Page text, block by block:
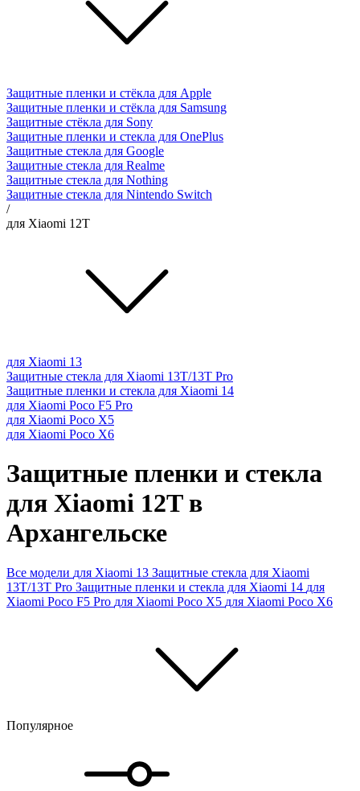
Защитные пленки и стёкла для Apple
Защитные пленки и стёкла для Samsung
Защитные стёкла для Sony
Защитные пленки и стекла для OnePlus
Защитные стекла для Google
Защитные стекла для Realme
Защитные стекла для Nothing
Защитные стекла для Nintendo Switch
/
для Xiaomi 12T
для Xiaomi 13
Защитные стекла для Xiaomi 13T/13T Pro
Защитные пленки и стекла для Xiaomi 14
для Xiaomi Poco F5 Pro
для Xiaomi Poco X5
для Xiaomi Poco X6
Защитные пленки и стекла
для Xiaomi 12T в
Архангельске
Все модели для Xiaomi 13 Защитные стекла для Xiaomi
13T/13T Pro Защитные пленки и стекла для Xiaomi 14 для
Xiaomi Poco F5 Pro для Xiaomi Poco X5 для Xiaomi Poco X6
Популярное